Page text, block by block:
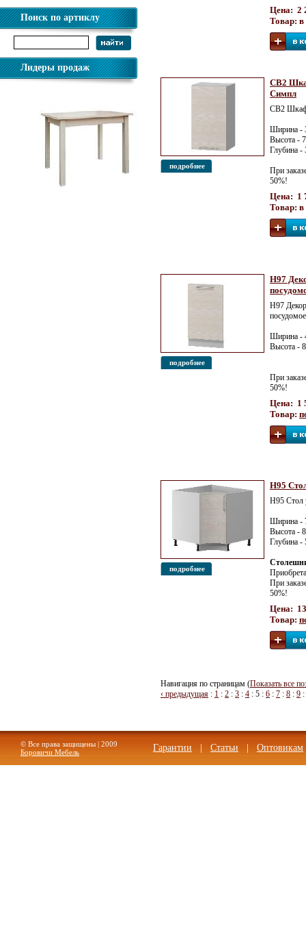
Поиск по артиклу
Лидеры продаж
Цена: 2
Товар: в
подробнее
СВ2
Симпл
СВ2
Ширина -
Высота -
Глубина
При
50%!
Цена: 1
Товар: в
подробнее
Н97
Н97
Ширина -
Высота -
При
50%!
Цена: 1
Товар:
подробнее
Н95
Н95 Стол
Ширина -
Высота -
Глубина
При
50%!
Цена:
Товар:
Навигация по страницам (Показать все
‹ предыдущая : 1 : 2 : 3 : 4 : 5 : 6 : 7 : 8 : 9 :
© Все права защищены | 2009
Боровичи Мебель
Гарантии Статьи Оптовикам